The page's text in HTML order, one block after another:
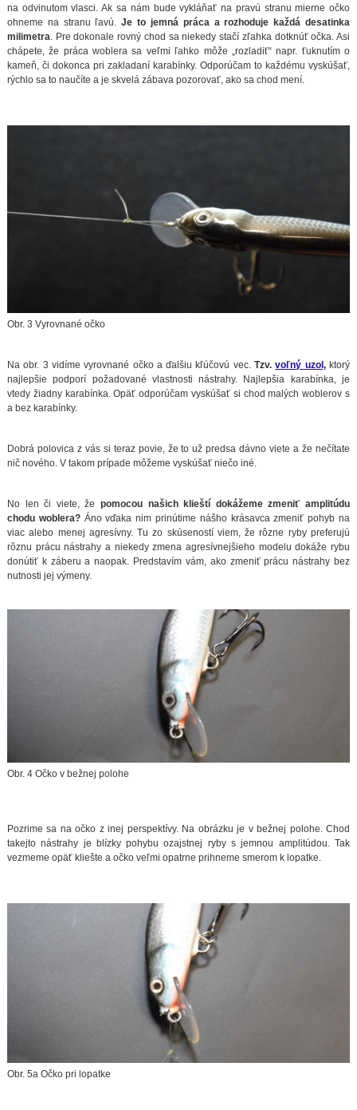
na odvinutom vlasci. Ak sa nám bude vykláňať na pravú stranu mierne očko
ohneme na stranu ľavú.Je to jemná práca a rozhoduje každá desatinka
milimetra . Pre dokonale rovný chod sa niekedy stačí zľahka dotknúť očka. Asi
chápete, že práca woblera sa veľmi ľahko môže „rozladiť“ napr. ťuknutím o
kameň, či dokonca pri zakladaní karabínky. Odporúčam to každému vyskúšať,
rýchlo sa to naučíte a je skvelá zábava pozorovať, ako sa chod mení.
Obr. 3 Vyrovnané očko
Na obr. 3 vidíme vyrovnané očko a ďalšiu kľúčovú vec.Tzv.voľný uzol,ktorý
najlepšie podporí požadované vlastnosti nástrahy. Najlepšia karabínka, je
vtedy žiadny karabínka. Opäť odporúčam vyskúšať si chod malých woblerov s
a bez karabínky.
Dobrá polovica z vás si teraz povie, že to už predsa dávno viete a že nečítate
nič nového. V takom prípade môžeme vyskúšať niečo iné.
No len či viete, že pomocou našich klieští dokážeme zmeniť amplitúdu
chodu woblera? Áno vďaka nim prinútime nášho krásavca zmeniť pohyb na
viac alebo menej agresívny. Tu zo skúseností viem, že rôzne ryby preferujú
rôznu prácu nástrahy a niekedy zmena agresívnejšieho modelu dokáže rybu
donútiť k záberu a naopak. Predstavím vám, ako zmeniť prácu nástrahy bez
nutnosti jej výmeny.
Obr. 4 Očko v bežnej polohe
Pozrime sa na očko z inej perspektívy. Na obrázku je v bežnej polohe. Chod
takejto nástrahy je blízky pohybu ozajstnej ryby s jemnou amplitúdou. Tak
vezmeme opäť kliešte a očko veľmi opatrne prihneme smerom k lopatke.
Obr. 5a Očko pri lopatke